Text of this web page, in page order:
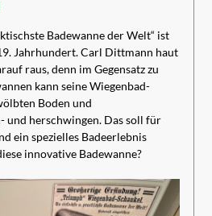
Badewanne der Welt“ ist
Jahrhundert. Carl Dittmann haut
raus, denn im Gegensatz zu
kann seine Wiegenbad-
Boden und
und herschwingen. Das soll für
ein spezielles Badeerlebnis
innovative Badewanne?